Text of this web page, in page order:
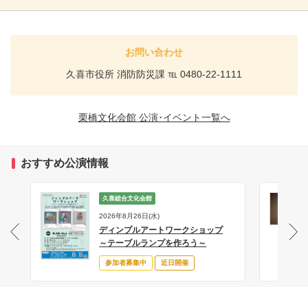
お問い合わせ
久喜市役所 消防防災課 ℡ 0480-22-1111
栗橋文化会館 公演･イベント一覧へ
おすすめ公演情報
久喜総合文化会館
2026年8月26日(水)
ディンプルアートワークショップ
～テーブルランプを作ろう～
参加者募集中 近日開催